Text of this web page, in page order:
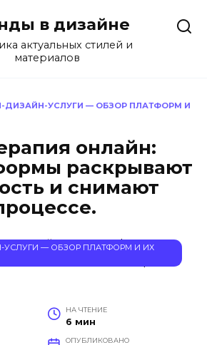
в дизайне
актуальных стилей и
материалов
ДИЗАЙН-УСЛУГИ — ОБЗОР ПЛАТФОРМ И
онлайн:
раскрывают
и снимают
— ОБЗОР ПЛАТФОРМ И ИХ
НА ЧТЕНИЕ
6 мин
ОПУБЛИКОВАНО